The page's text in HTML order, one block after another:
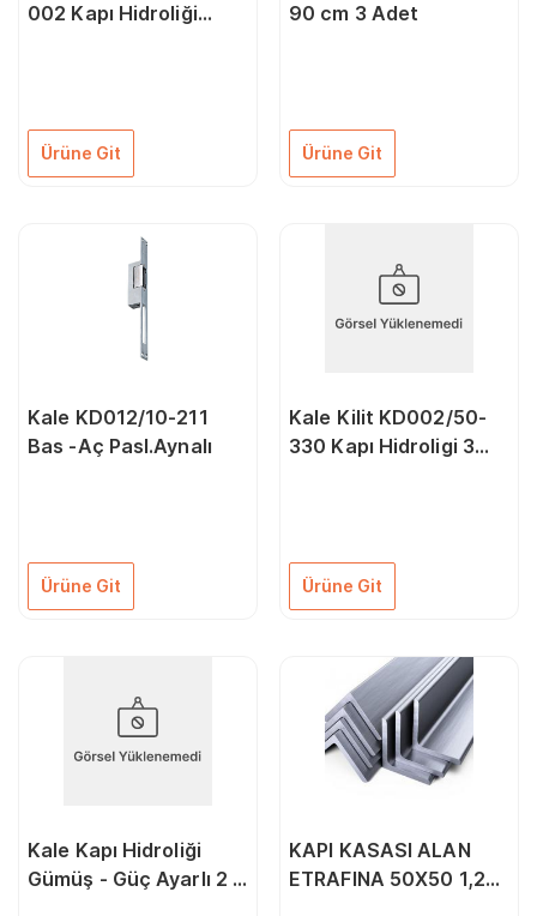
002 Kapı Hidroliği
Ürüne Git
90 cm 3 Adet
Ürüne Git
Kale KD012/10-211
Bas -Aç Pasl.Aynalı
Ürüne Git
Kale Kilit KD002/50-
330 Kapı Hidroligi 3
Ürüne Git
Kale Kapı Hidroliği
Gümüş - Güç Ayarlı 2 -
KAPI KASASI ALAN
ETRAFINA 50X50 1,2